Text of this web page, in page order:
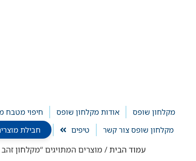
מקלחון שופס אודות מקלחון שופס חיפוי מטבח
מקלחון שופס צור קשר
טיפים חבילת מוצרים
עמוד הבית/ מוצרים המתויגים “מקלחון